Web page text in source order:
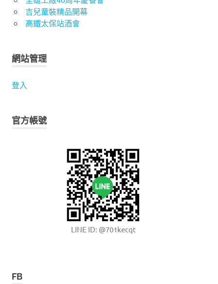
吉兒童裝精品開幕
高鐵太保站酒會
網站管理
登入
官方帳號
LINE ID: @701kecqt
FB